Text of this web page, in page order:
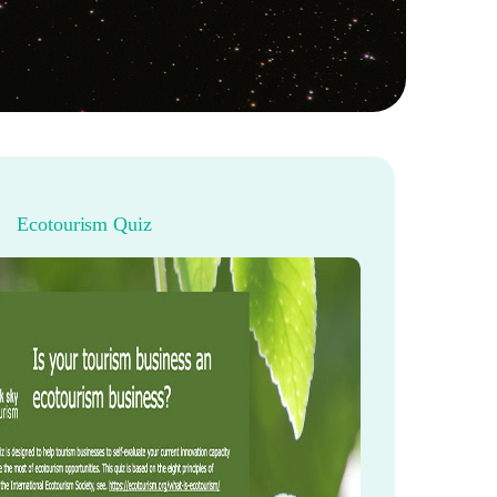
Ecotourism Quiz